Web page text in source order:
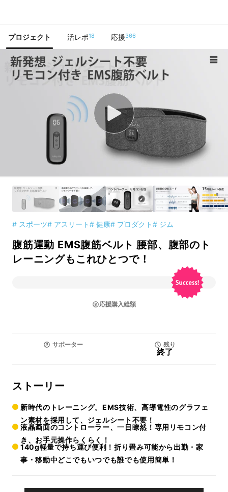
プロジェクト 活レポ18 応援366
# スポーツ# アスリート# 健康# プロダクト# ジム
腹筋運動 EMS腹筋ベルト 腰部、腹部のト
レーニングもこれひとつで！
応援購入総額
サポーター 残り
終了
ストーリー
新時代のトレーニング。EMS技術、高導電性のグラフェ
ン素材を採用して、ジェルシート不要！
液晶画面のコントローラー、一目瞭然！専用リモコン付
き、お手元操作らくらく！
140g軽量で持ち運び便利！折り畳み可能から出勤・家
事・移動中どこでもいつでも誰でも使用簡単！